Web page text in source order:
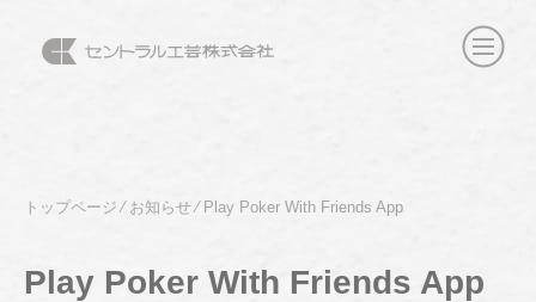
トップページ⁄ お知らせ⁄ Play Poker With Friends App
Play Poker With Friends App